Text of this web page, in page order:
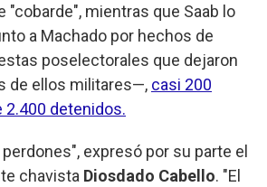
"cobarde", mientras que Saab lo
a Machado por hechos de
poselectorales que dejaron
de ellos militares—, casi 200
2.400 detenidos.
expresó por su parte el
chavista Diosdado Cabello. "El